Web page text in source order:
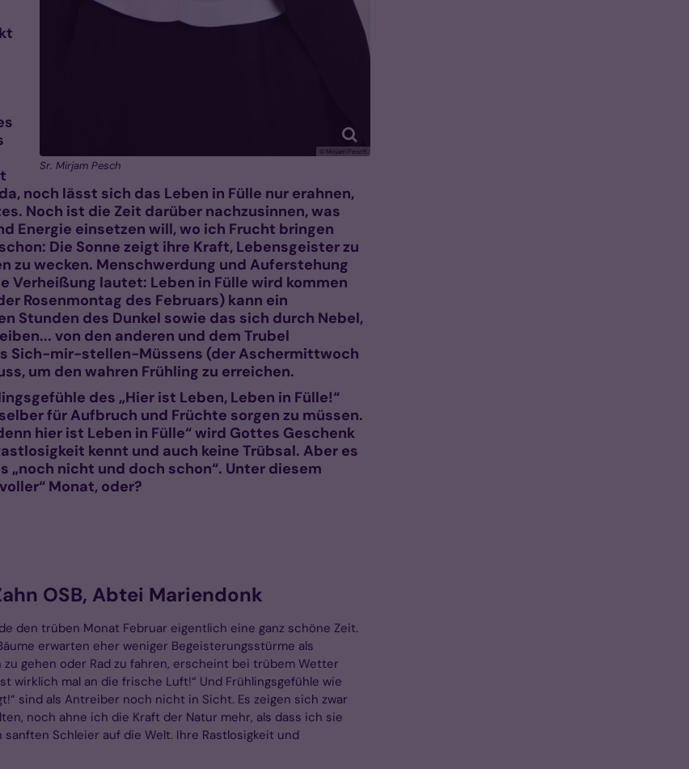
© Mirjam Pesch
Sr. Mirjam Pesch
noch lässt sich das Leben in Fülle nur erahnen,
Noch ist die Zeit darüber nachzusinnen, was
Energie einsetzen will, wo ich Frucht bringen
Die Sonne zeigt ihre Kraft, Lebensgeister zu
zu wecken. Menschwerdung und Auferstehung
Verheißung lautet: Leben in Fülle wird kommen
Rosenmontag des Februars) kann ein
Stunden des Dunkel sowie das sich durch Nebel,
von den anderen und dem Trubel
Sich-mir-stellen-Müssens (der Aschermittwoch
um den wahren Frühling zu erreichen.
des „Hier ist Leben, Leben in Fülle!“
für Aufbruch und Früchte sorgen zu müssen.
hier ist Leben in Fülle“ wird Gottes Geschenk
kennt und auch keine Trübsal. Aber es
nicht und doch schon“. Unter diesem
Monat, oder?
OSB, Abtei Mariendonk
den trüben Monat Februar eigentlich eine ganz schöne Zeit.
erwarten eher weniger Begeisterungsstürme als
gehen oder Rad zu fahren, erscheint bei trübem Wetter
wirklich mal an die frische Luft!“ Und Frühlingsgefühle wie
sind als Antreiber noch nicht in Sicht. Es zeigen sich zwar
noch ahne ich die Kraft der Natur mehr, als dass ich sie
Schleier auf die Welt. Ihre Rastlosigkeit und